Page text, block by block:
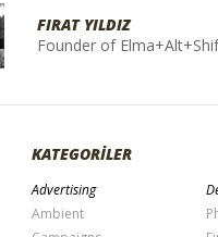
FIRAT YILDIZ
Founder of
KATEGORİLER
Advertising
Ambient